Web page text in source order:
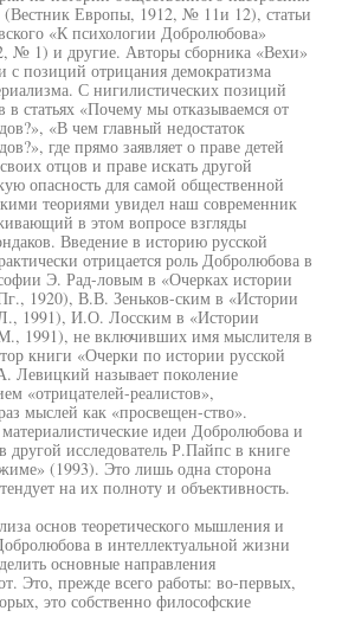
(Вестник Европы, 1912, № 11и 12), статьи
«К психологии Добролюбова»
№ 1) и другие. Авторы сборника «Вехи»
с позиций отрицания демократизма
С нигилистических позиций
статьях «Почему мы отказываемся от
«В чем главный недостаток
где прямо заявляет о праве детей
отцов и праве искать другой
опасность для самой общественной
теориями увидел наш современник
в этом вопросе взгляды
Введение в историю русской
отрицается роль Добролюбова в
Э. Рад-ловым в «Очерках истории
1920), В.В. Зеньков-ским в «Истории
1991), И.О. Лосским в «Истории
1991), не включивших имя мыслителя в
книги «Очерки по истории русской
Левицкий называет поколение
«отрицателей-реалистов»,
мыслей как «просвещен-ство».
материалистические идеи Добролюбова и
исследователь Р.Пайпс в книге
(1993). Это лишь одна сторона
на их полноту и объективность.
основ теоретического мышления и
в интеллектуальной жизни
основные направления
Это, прежде всего работы: во-первых,
это собственно философские